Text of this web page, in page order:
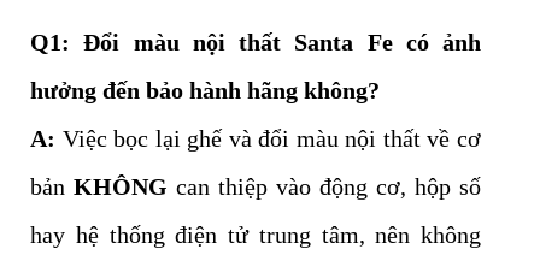
Q1: Đổi màu nội thất Santa Fe có ảnh
hưởng đến bảo hành hãng không?
A: Việc bọc lại ghế và đổi màu nội thất về cơ
bản KHÔNG can thiệp vào động cơ, hộp số
hay hệ thống điện tử trung tâm, nên không